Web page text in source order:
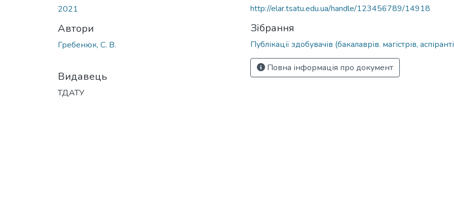
2021
Автори
Гребенюк, С. В.
Видавець
ТДАТУ
http://elar.tsatu.edu.ua/handle/123456789/14918
Зібрання
Публікації здобувачів (бакалаврів. магістрів,
Повна інформація про документ